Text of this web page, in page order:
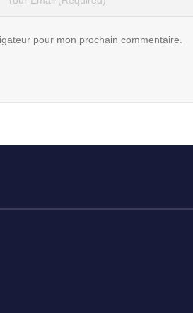
pour mon prochain commentaire.